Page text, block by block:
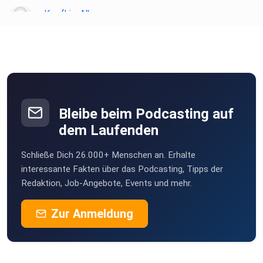
immer,
mehr über die
Werbemöglichkeiten bei Seven.One Audio:
https://www.seven.one/portfolio/sevenone-audio
KopfkinoNbg
Trier
hxdes08
Vöhringen
W
Vernahtbykaete
Wadgassen
Bleibe beim Podcasting auf
dem Laufenden
Schließe Dich 26.000+ Menschen an. Erhalte
interessante Fakten über das Podcasting, Tipps der
Redaktion, Job-Angebote, Events und mehr.
Zur Anmeldung